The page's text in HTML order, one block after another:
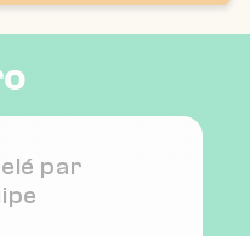
CHOISY-LE-
par